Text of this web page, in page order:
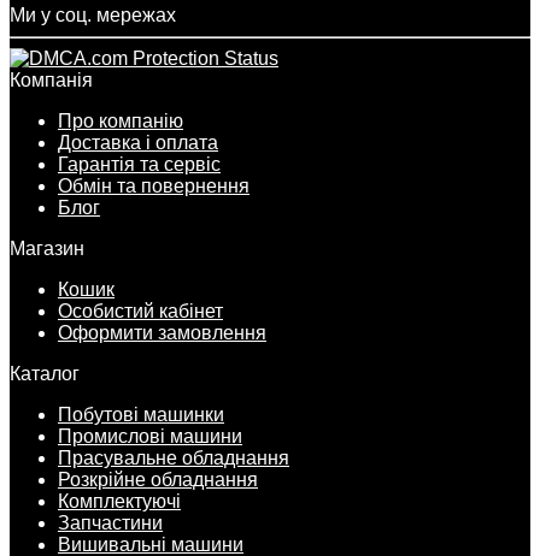
Ми у соц. мережах
Компанія
Про компанію
Доставка і оплата
Гарантія та сервіс
Обмін та повернення
Блог
Магазин
Кошик
Особистий кабінет
Оформити замовлення
Каталог
Побутові машинки
Промислові машини
Прасувальне обладнання
Розкрійне обладнання
Комплектуючі
Запчастини
Вишивальні машини